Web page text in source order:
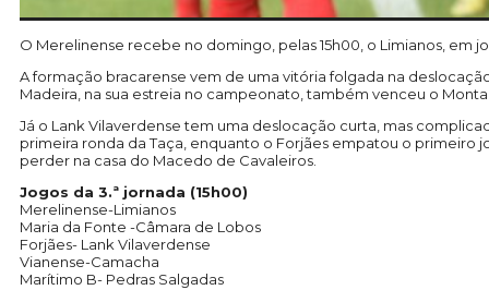
O Merelinense recebe no domingo, pelas 15h00, o Limianos, em
A formação bracarense vem de uma vitória folgada na
Madeira, na sua estreia no campeonato, também venceu o
Já o Lank Vilaverdense tem uma deslocação curta, mas
primeira ronda da Taça, enquanto o Forjães empatou o primeiro
perder na casa do Macedo de Cavaleiros.
Jogos da 3.ª jornada (15h00)
Merelinense-Limianos
Maria da Fonte -Câmara de Lobos
Forjães- Lank Vilaverdense
Vianense-Camacha
Marítimo B- Pedras Salgadas